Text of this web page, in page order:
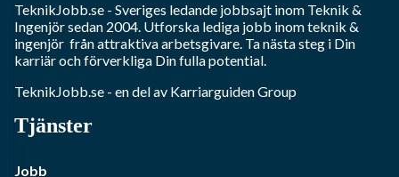
TeknikJobb.se - Sveriges ledande jobbsajt inom Teknik &
Ingenjörsedan 2004. Utforska lediga jobb inomteknik &
ingenjör från attraktiva arbetsgivare. Ta nästa steg i Din
karriär och förverkliga Din fulla potential.
TeknikJobb.se - en del av Karriarguiden Group
Tjänster
Jobb